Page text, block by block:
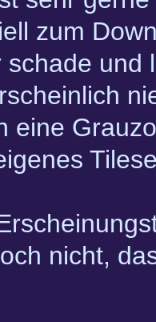
zum
schade und
eine
nicht,